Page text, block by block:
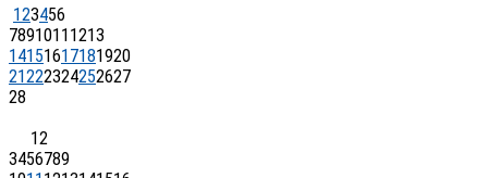
123456
7891011 1213
14151617181920
21222324252627
28
12
3456789